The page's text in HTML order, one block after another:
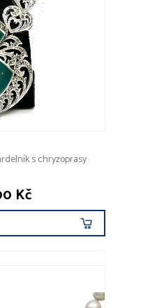
s chryzoprasy
Kč